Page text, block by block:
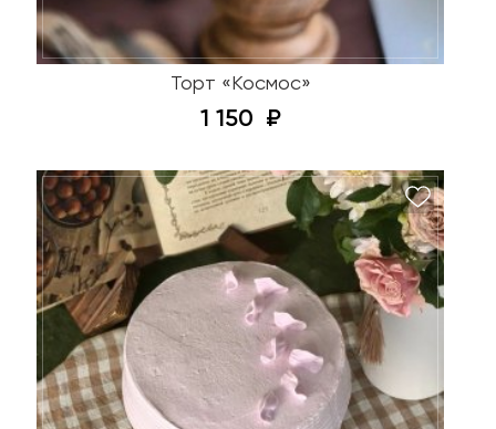
Торт «Космос»
1 150